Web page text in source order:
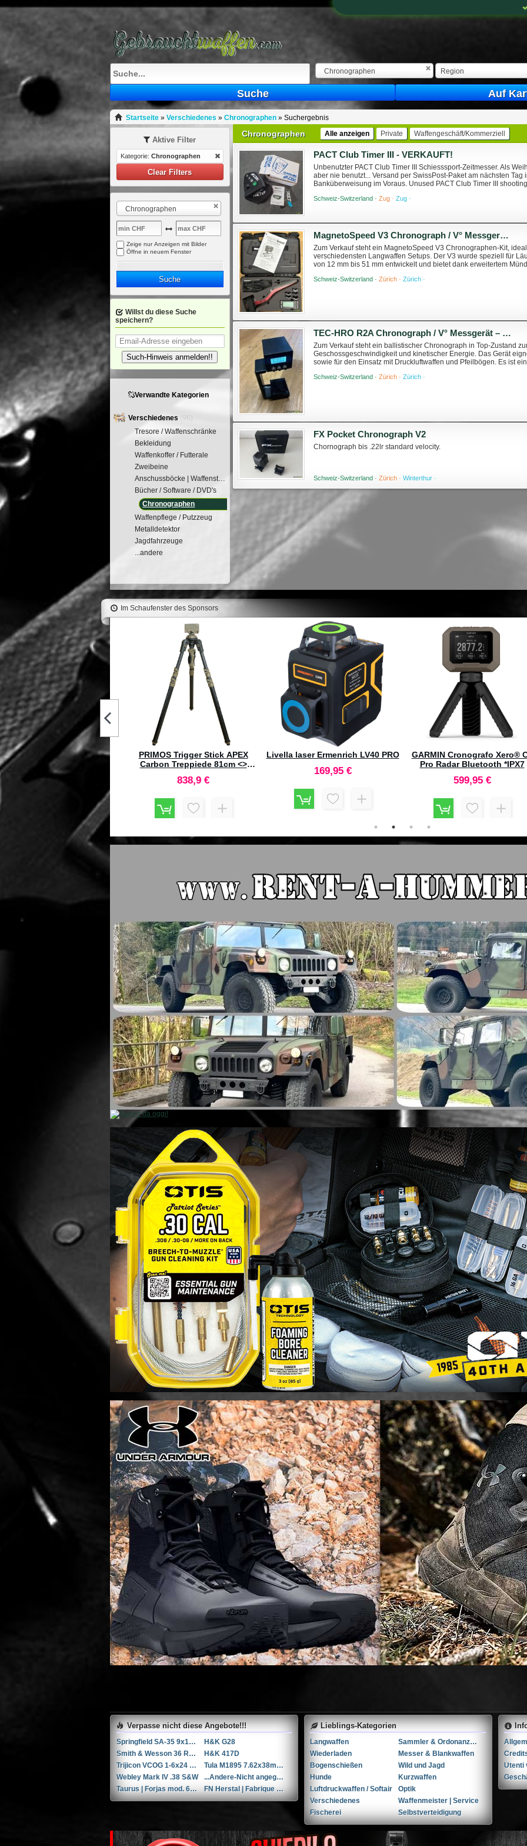
Chronographen Region
Suche Auf
Startseite» Verschiedenes» Chronographen» Suchergebnis
Chronographen Alle anzeigen Private Waffengeschäft/Kommerziell
PACT Club Timer III - VERKAUFT!
Unbenutzter PACT Club Timer III Schiesssport-Zeitmesser. Als
aber nie benutzt... Versand per SwissPost-Paket am nächsten
Banküberweisung im Voraus. Unused PACT Club Timer III
Schweiz-Switzerland ·Zug ·Zug ·
MagnetoSpeed V3 Chronograph / V° Messgerät – neuwertig & komplett
Zum Verkauf steht ein MagnetoSpeed V3 Chronographen-Kit,
verschiedensten Langwaffen Setups. Der V3 wurde speziell für
von 12 mm bis 51 mm entwickelt und bietet dank erweitertem
Schweiz-Switzerland ·Zürich ·Zürich ·
TEC-HRO R2A Chronograph / V° Messgerät – Top Zustand
Zum Verkauf steht ein ballistischer Chronograph in Top-Zustand
Geschossgeschwindigkeit und kinetischer Energie. Das Gerät
sowie für den Einsatz mit Druckluftwaffen und Pfeilbögen. Es ist
Schweiz-Switzerland ·Zürich ·Zürich ·
FX Pocket Chronograph V2
Chornograph bis .22lr standard velocity.
Schweiz-Switzerland ·Zürich ·Winterthur ·
Aktive Filter
Kategorie: Chronographen
Clear Filters
Chronographen
Zeige nur Anzeigen mit Bilder
Öffne in neuem Fenster
Suche
Willst du diese Suche
speichern?
Such-Hinweis anmelden!!
Verwandte Kategorien
Verschiedenes (96)
Tresore / Waffenschränke
Bekleidung
Waffenkoffer / Futterale
Zweibeine
Anschussböcke | Waffenstütze
Bücher / Software / DVD's
Chronographen
Waffenpflege / Putzzeug
Metalldetektor
Jagdfahrzeuge
...andere
Im Schaufenster des Sponsors
39HUNTER Trigger Stick
Treppiede 96cm - 168cm
39HUNTER Trigger Stick Bipiede
Regolabile 96cm-168cm
62 €
CALDWELL *Nuovo Ballistic
Precision 2.0 Cronografo +
Premium Light Kit #4001146
345 €
79,95 €
Verpasse nicht diese Angebote!!!
Springfield SA-35 9x19mm Parabellum/Luger/NATO
H&K G28
Smith & Wesson 36 RB .38 Spl.
H&K 417D
Trijicon VCOG 1-6x24 LED-Zielfernrohr mit Absehen für .223 Remington / 77 gr.
Tula M1895 7.62x38mmR / 7.62x38mm Nagant
Webley Mark IV .38 S&W
...Andere-Nicht angegeben W+F Raketenpistole 1917/1934 kal. 34mm ...Andere/Nicht angegeben
Taurus | Forjas mod. 66 6'' .357 Magnum / 9x31mmR /.353 Casull
FN Herstal | Fabrique Nationale 1910 + holster & 3 mags. .32 ACP / 7.65x17mm Browning SR
Lieblings-Kategorien
Langwaffen
Sammler & Ordonanzwaffen
Wiederladen
Messer & Blankwaffen
Bogenschießen
Wild und Jagd
Hunde
Kurzwaffen
Luftdruckwaffen / Softair
Optik
Verschiedenes
Waffenmeister | Service
Fischerei
Selbstverteidigung